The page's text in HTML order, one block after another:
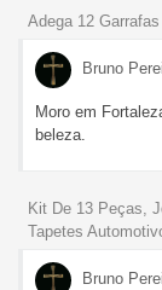
Adega 12
Bruno
Moro em
beleza.
Kit De 13 Peças,
Tapetes
Bruno